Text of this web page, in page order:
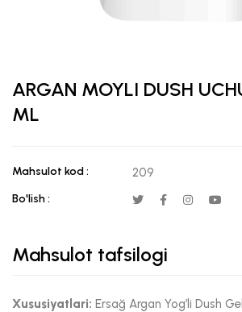
ARGAN MOYLI DUSH
ML
Mahsulot kod : 209
Bo'lish :
Mahsulot tafsilogi
Xususiyatlari: Ersağ Argan Yog’li Dush